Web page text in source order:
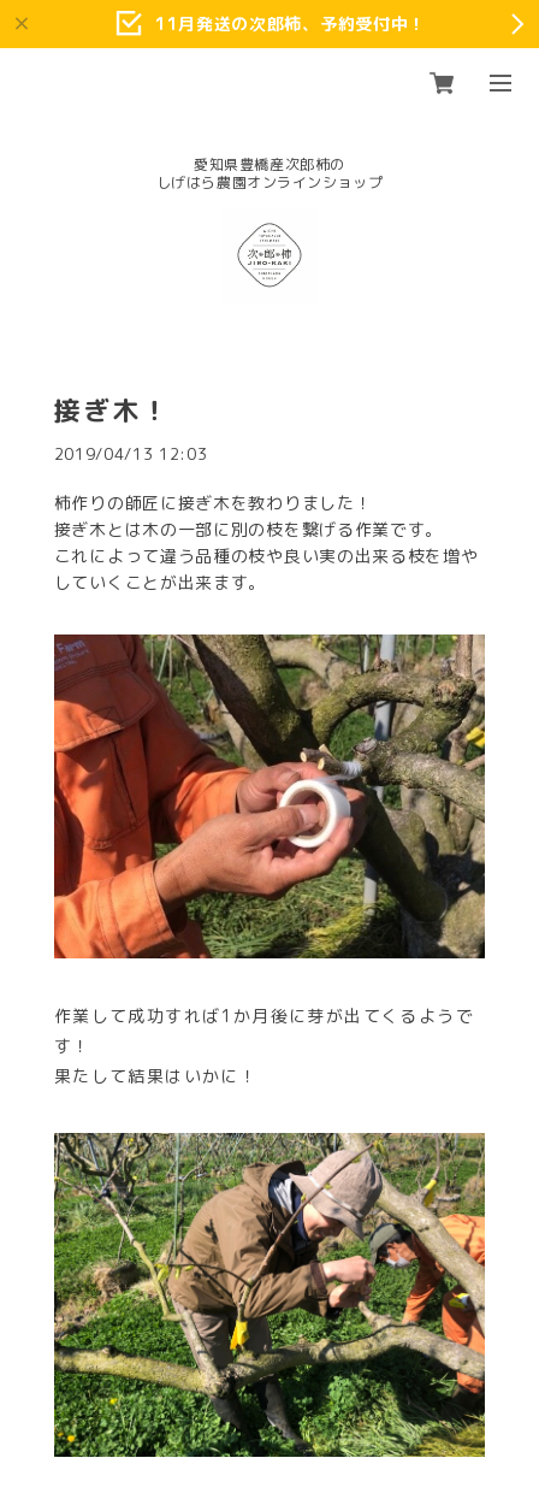
11月発送の次郎柿、予約受付中！
愛知県豊橋産次郎柿の
接ぎ木！
2019/04/13 12:03
柿作りの師匠に接ぎ木を教わりました！
接ぎ木とは木の一部に別の枝を繋げる作業です。
これによって違う品種の枝や良い実の出来る枝を増や
していくことが出来ます。
作業して成功すれば1か月後に芽が出てくるようで
す！
果たして結果はいかに！